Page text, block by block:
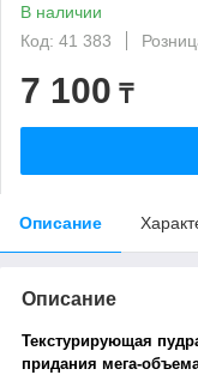
В наличии
Код: 41 383
7 100 ₸
Описание
Описание
Текстурирующая
придания мега-